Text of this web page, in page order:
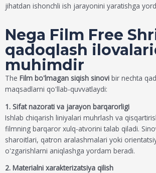
jihatdan ishonchli ish jarayonini yaratishga
Nega Film Free
qadoqlash
muhimdir
The Film bo'lmagan siqish sinovi bir nechta
maqsadlarni qo'llab-quvvatlaydi:
1. Sifat nazorati va jarayon barqarorligi
Ishlab chiqarish liniyalari muhrlash va
filmning barqaror xulq-atvorini talab qiladi.
sharoitlari, qatron aralashmalari yoki
o'zgarishlarni aniqlashga yordam beradi.
2. Materialni xarakterizatsiya qilish